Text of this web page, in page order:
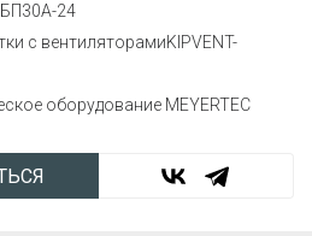
24
с вентиляторамиKIPVENT-
оборудование MEYERTEC